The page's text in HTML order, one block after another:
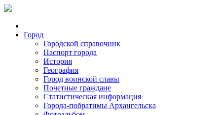
Город
Городской справочник
Паспорт города
История
География
Город воинской славы
Почетные граждане
Статистическая информация
Города-побратимы Архангельска